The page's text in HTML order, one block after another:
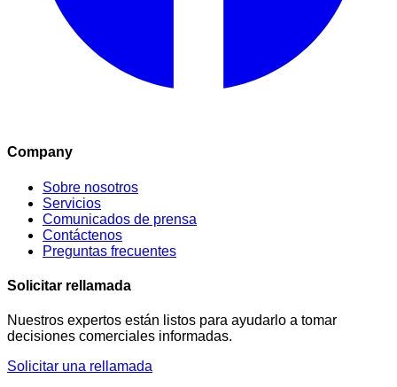
Company
Sobre nosotros
Servicios
Comunicados de prensa
Contáctenos
Preguntas frecuentes
Solicitar rellamada
Nuestros expertos están listos para ayudarlo a tomar
decisiones comerciales informadas.
Solicitar una rellamada